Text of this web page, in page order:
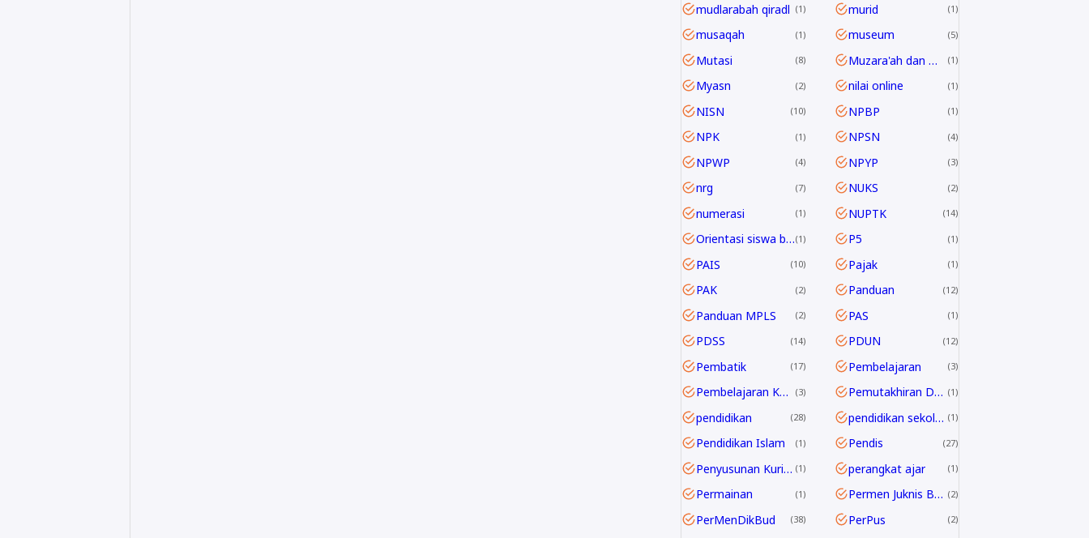
mudlarabah qiradl 1 murid 1
musaqah 1 museum 5
Mutasi 8 Muzara'ah dan Mukhabarah 1
Myasn 2 nilai online 1
NISN 10 NPBP 1
NPK 1 NPSN 4
NPWP 4 NPYP 3
nrg 7 NUKS 2
numerasi 1 NUPTK 14
Orientasi siswa baru 1 P5 1
PAIS 10 Pajak 1
PAK 2 Panduan 12
Panduan MPLS 2 PAS 1
PDSS 14 PDUN 12
Pembatik 17 Pembelajaran 3
Pembelajaran Kontekstual 3 Pemutakhiran Data EMIS 1
pendidikan 28 pendidikan sekolah 1
Pendidikan Islam 1 Pendis 27
Penyusunan Kurikulum 1 perangkat ajar 1
Permainan 1 Permen Juknis BOSP 2
PerMenDikBud 38 PerPus 2